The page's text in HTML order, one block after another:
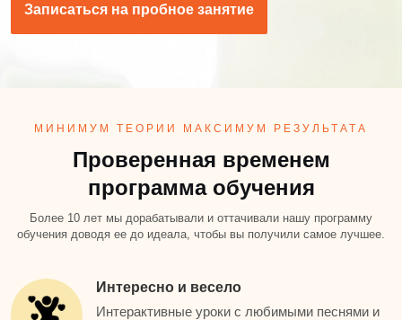
Записаться на пробное занятие
МИНИМУМ ТЕОРИИ МАКСИМУМ РЕЗУЛЬТАТА
Проверенная временем
программа обучения
Более 10 лет мы дорабатывали и оттачивали нашу программу
обучения доводя ее до идеала, чтобы вы получили самое лучшее.
Интересно и весело
Интерактивные уроки с любимыми песнями и